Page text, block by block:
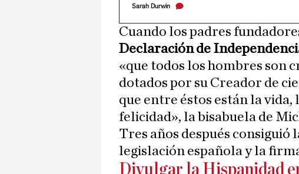
Sarah Durwin
Cuando los padres
Declaración de
«que todos los hombres son
dotados por su Creador de
que entre éstos están la
felicidad», la bisabuela de
Tres años después consiguió
legislación española y la
Divulgar la Hispanidad